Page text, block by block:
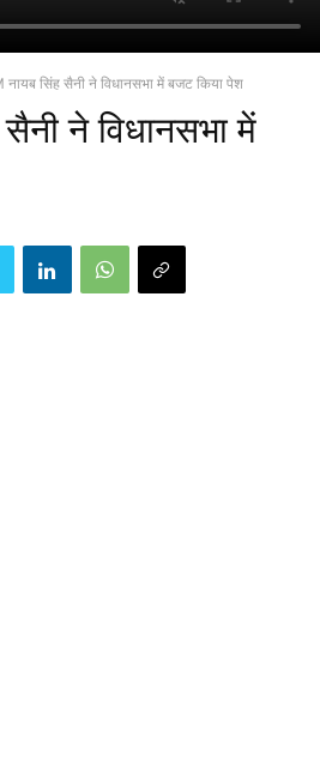
नायब सिंह सैनी ने विधानसभा में बजट किया पेश
ने विधानसभा में